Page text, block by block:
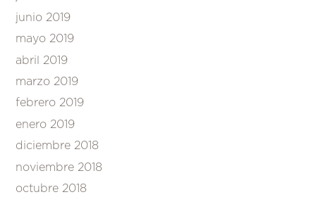
junio 2019
mayo 2019
abril 2019
marzo 2019
febrero 2019
enero 2019
diciembre 2018
noviembre 2018
octubre 2018